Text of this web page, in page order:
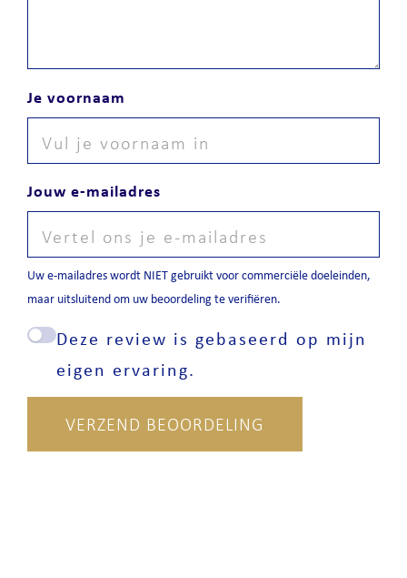
Je voornaam
Jouw e-mailadres
Uw e-mailadres wordt NIET gebruikt voor commerciële doeleinden,
maar uitsluitend om uw beoordeling te verifiëren.
Deze review is gebaseerd op mijn
eigen ervaring.
VERZEND BEOORDELING